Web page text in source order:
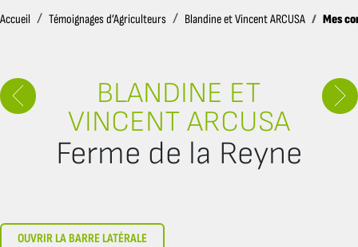
Accueil AccueilTémoignages d’Agriculteurs Blandine et Vincent ARCUSA Mes
BLANDINE ET
VINCENT ARCUSA
Ferme de la Reyne
OUVRIR LA BARRE LATÉRALE